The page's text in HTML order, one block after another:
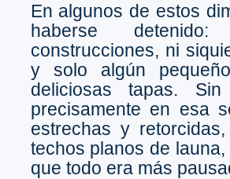
En algunos de estos
haberse
construcciones, ni
y solo algún
deliciosas tapas.
precisamente en esa
estrechas y
techos planos de
que todo era más